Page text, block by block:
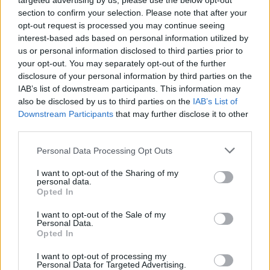
section to confirm your selection. Please note that after your
opt-out request is processed you may continue seeing
interest-based ads based on personal information utilized by
us or personal information disclosed to third parties prior to
your opt-out. You may separately opt-out of the further
disclosure of your personal information by third parties on the
IAB’s list of downstream participants. This information may
also be disclosed by us to third parties on the IAB’s List of
Downstream Participants that may further disclose it to other
Personal Data Processing Opt Outs
I want to opt-out of the Sharing of my
personal data.
Opted In
I want to opt-out of the Sale of my
Personal Data.
Opted In
I want to opt-out of processing my
Personal Data for Targeted Advertising.
királynő - febr. 15., dec. 9.
GISZMUNDA(német) túsz, kezes; nyíl + oltalom, védelem - szept. 24.
GITTA(ír-német-magyar) ld.: Brigitta, Margit - febr. 1., jún. 10., okt. 8.
GIZA(német) ld.: Gizella - máj. 7.
(német) női túsz, női kezes, idegen udvarban nevelkedő leány -
máj. 7.
GLENDA(kelta-amerikai) völgylakó - ápr. 11., máj. 13.
GLENNA(kelta) ld.: Glenda - ápr. 11., máj. 13.
GLICZÉRIA
(latin) virágnév
GLÓRIA (latin) dicsőség - ápr. 11., máj. 13.
GODIVA(angol) Isten gyermeke - ápr. 11.
GOLDA(angol) arany - júl. 19., okt. 4.
GOLDINA(angol) ld.: Golda - júl. 19., okt. 4.
GRÁCIA(latin) kegyelem - jún. 13., aug. 21.
GRACIELLA(latin-olasz) ld.: Grácia - jún. 1., dec. 18.
GREGORIA(latin) éber, körültekintő
(babilóniai-görög-német-magyar) ld.: Margaréta - jan. 19., 28.,
(német) ld.: Gréta, Margaréta - jan. 19., 28., febr. 22., jún. 10.
GRÉTEA(német) ld.: Gréta, Margaréta - jan. 28., febr. 22.
GRIZELDA(német) szürke + harc - szept. 24.
GRIZELDISZ(német) ld.: Grizelda - szept. 24.
GVENDOLIN(kelta) fehér - jan. 3.